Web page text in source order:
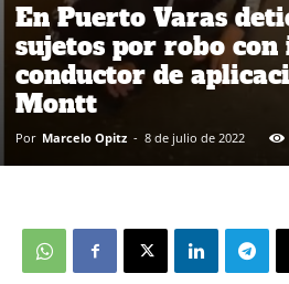
En Puerto Varas
sujetos por robo
conductor de
Montt
Por Marcelo Opitz - 8 de julio de 2022